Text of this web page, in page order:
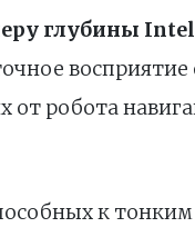
глубины Intel
робота
к